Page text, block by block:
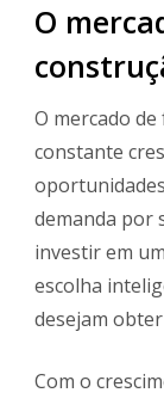
O
O mercado
constante
demanda por
investir em
escolha
desejam
Com o